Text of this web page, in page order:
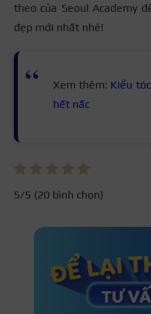
theo của Seoul Academy
đẹp mới nhất nhé!
Xem thêm: Kiểu
hết nấc
5/5 (20 bình chọn)